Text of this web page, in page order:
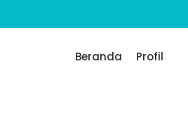
Beranda Profil